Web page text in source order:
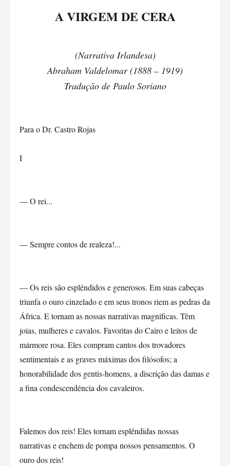
A VIRGEM DE CERA
(Narrativa Irlandesa)
Abraham Valdelomar (1888 – 1919)
Tradução de Paulo Soriano
Para o Dr. Castro Rojas
I
— O rei...
— Sempre contos de realeza!...
— Os reis são esplêndidos e generosos. Em suas cabeças
triunfa o ouro cinzelado e em seus tronos riem as pedras da
África. E tornam as nossas narrativas magníficas. Têm
joias, mulheres e cavalos. Favoritas do Cairo e leitos de
mármore rosa. Eles compram cantos dos trovadores
sentimentais e as graves máximas dos filósofos; a
honorabilidade dos gentis-homens, a discrição das damas e
a fina condescendência dos cavaleiros.
Falemos dos reis! Eles tornam esplêndidas nossas
narrativas e enchem de pompa nossos pensamentos. O
ouro dos reis!